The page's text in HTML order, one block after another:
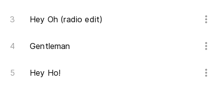
Hey Oh (radio edit)
Gentleman
Hey Ho!